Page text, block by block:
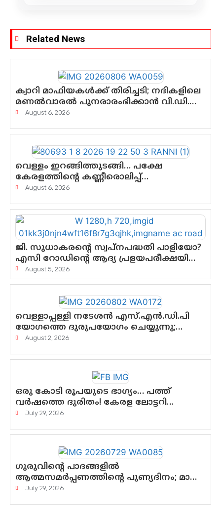
Related News
ക്വാറി മാഫിയകൾക്ക് തിരിച്ചടി; നദികളിലെ
മണൽവാരൽ പുനരാരംഭിക്കാൻ വി.ഡി.
സർക്കാർ തീരുമാനം
August 6, 2026
വെള്ളം ഇറങ്ങിത്തുടങ്ങി… പക്ഷേ
കേരളത്തിന്റെ കണ്ണീരൊലിപ്പ്
എന്നവസാനിക്കും?
August 6, 2026
ജി. സുധാകരന്റെ സ്വപ്നപദ്ധതി പാളിയോ?
എസി റോഡിന്റെ ആദ്യ പ്രളയപരീക്ഷയിൽ
ഉയരുന്നത് ഗുരുതര ചോദ്യങ്ങൾ
August 5, 2026
വെള്ളാപ്പള്ളി നടേശൻ എസ്.എൻ.ഡി.പി
യോഗത്തെ ദുരുപയോഗം ചെയ്യുന്നു;
ശ്രീനാരായണ പ്രസ്ഥാനത്തെ
ഗോപാലൻ
August 2, 2026
ഒരു കോടി രൂപയുടെ ഭാഗ്യം… പത്ത്
വർഷത്തെ ദുരിതം! കേരള ലോട്ടറി
സംവിധാനത്തെ ചോദ്യം ചെയ്ത്
July 29, 2026
ഗുരുവിന്റെ പാദങ്ങളിൽ
ആത്മസമർപ്പണത്തിന്റെ പുണ്യദിനം; മാതാ
അമൃതാനന്ദമയി മഠത്തിൽ
July 29, 2026